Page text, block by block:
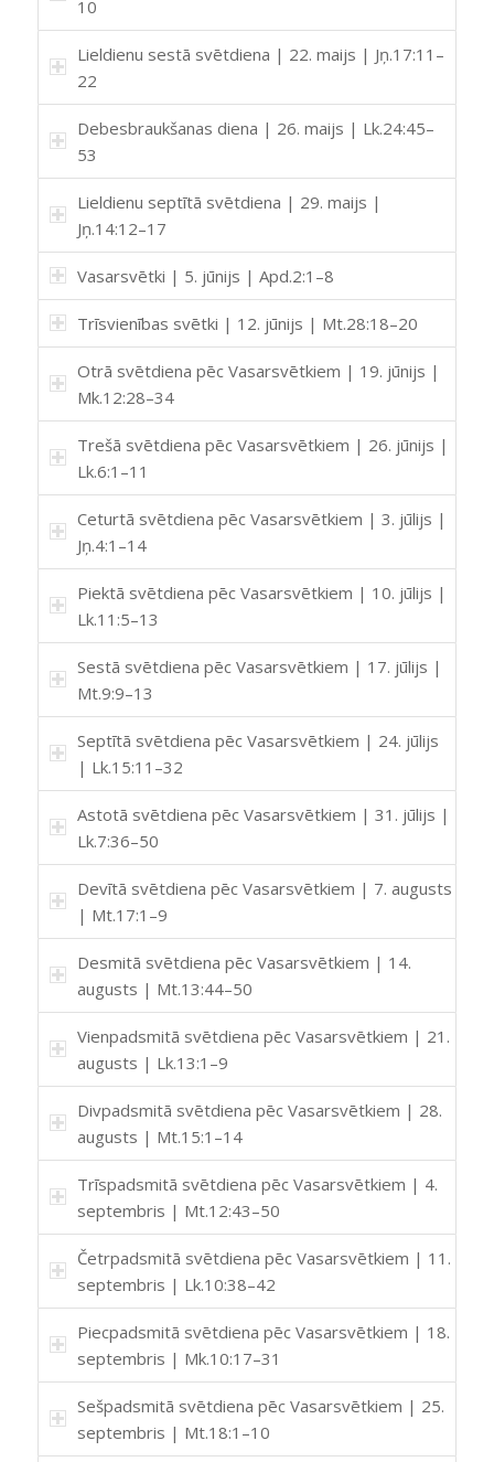
10
Lieldienu sestā svētdiena | 22. maijs | Jņ.17:11–
22
Debesbraukšanas diena | 26. maijs | Lk.24:45–
53
Lieldienu septītā svētdiena | 29. maijs |
Jņ.14:12–17
Vasarsvētki | 5. jūnijs | Apd.2:1–8
Trīsvienības svētki | 12. jūnijs | Mt.28:18–20
Otrā svētdiena pēc Vasarsvētkiem | 19. jūnijs |
Mk.12:28–34
Trešā svētdiena pēc Vasarsvētkiem | 26. jūnijs |
Lk.6:1–11
Ceturtā svētdiena pēc Vasarsvētkiem | 3. jūlijs |
Jņ.4:1–14
Piektā svētdiena pēc Vasarsvētkiem | 10. jūlijs |
Lk.11:5–13
Sestā svētdiena pēc Vasarsvētkiem | 17. jūlijs |
Mt.9:9–13
Septītā svētdiena pēc Vasarsvētkiem | 24. jūlijs
| Lk.15:11–32
Astotā svētdiena pēc Vasarsvētkiem | 31. jūlijs |
Lk.7:36–50
Devītā svētdiena pēc Vasarsvētkiem | 7. augusts
| Mt.17:1–9
Desmitā svētdiena pēc Vasarsvētkiem | 14.
augusts | Mt.13:44–50
Vienpadsmitā svētdiena pēc Vasarsvētkiem | 21.
augusts | Lk.13:1–9
Divpadsmitā svētdiena pēc Vasarsvētkiem | 28.
augusts | Mt.15:1–14
Trīspadsmitā svētdiena pēc Vasarsvētkiem | 4.
septembris | Mt.12:43–50
Četrpadsmitā svētdiena pēc Vasarsvētkiem | 11.
septembris | Lk.10:38–42
Piecpadsmitā svētdiena pēc Vasarsvētkiem | 18.
septembris | Mk.10:17–31
Sešpadsmitā svētdiena pēc Vasarsvētkiem | 25.
septembris | Mt.18:1–10